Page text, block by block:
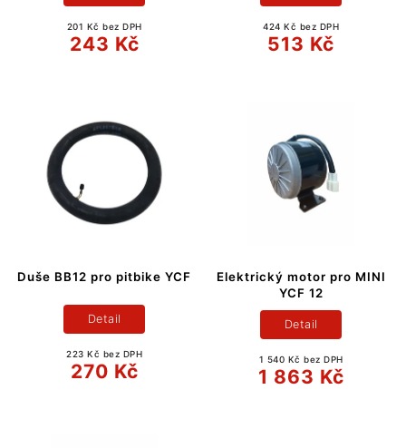
201 Kč bez DPH
243 Kč
424 Kč bez DPH
513 Kč
Duše BB12 pro pitbike YCF
223 Kč bez DPH
270 Kč
Detail
Elektrický motor pro MINI
YCF 12
1 540 Kč bez DPH
1 863 Kč
Detail